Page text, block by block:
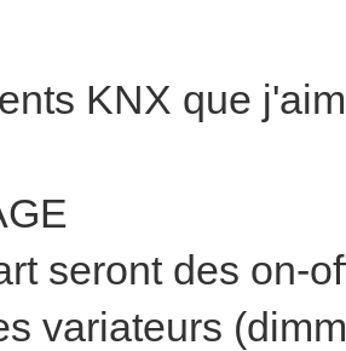
KNX que
seront des on-
variateurs